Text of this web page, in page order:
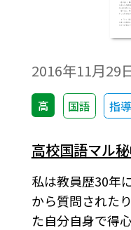
2016年11月29
高 国語 指
高校国語マル
私は教員歴30年
から質問された
た自分自身で得